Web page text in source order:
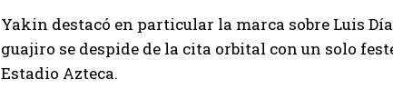
Yakin destacó en particular la marca sobre Luis
guajiro se despide de la cita orbital con un solo
Estadio Azteca.